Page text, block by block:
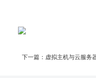
下一篇： 虚拟主机与云服务